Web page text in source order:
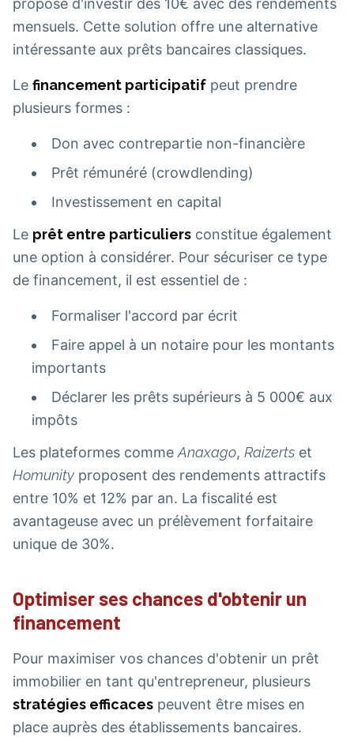
propose d'investir dès 10€ avec des rendements
mensuels. Cette solution offre une alternative
intéressante aux prêts bancaires classiques.
Le financement participatif peut prendre
plusieurs formes :
Don avec contrepartie non-financière
Prêt rémunéré (crowdlending)
Investissement en capital
Le prêt entre particuliers constitue également
une option à considérer. Pour sécuriser ce type
de financement, il est essentiel de :
Formaliser l'accord par écrit
Faire appel à un notaire pour les montants
importants
Déclarer les prêts supérieurs à 5 000€ aux
impôts
Les plateformes commeAnaxago, Raizerts et
Homunity proposent des rendements attractifs
entre 10% et 12% par an. La fiscalité est
avantageuse avec un prélèvement forfaitaire
unique de 30%.
Optimiser ses chances d'obtenir un
financement
Pour maximiser vos chances d'obtenir un prêt
immobilier en tant qu'entrepreneur, plusieurs
stratégies efficaces peuvent être mises en
place auprès des établissements bancaires.